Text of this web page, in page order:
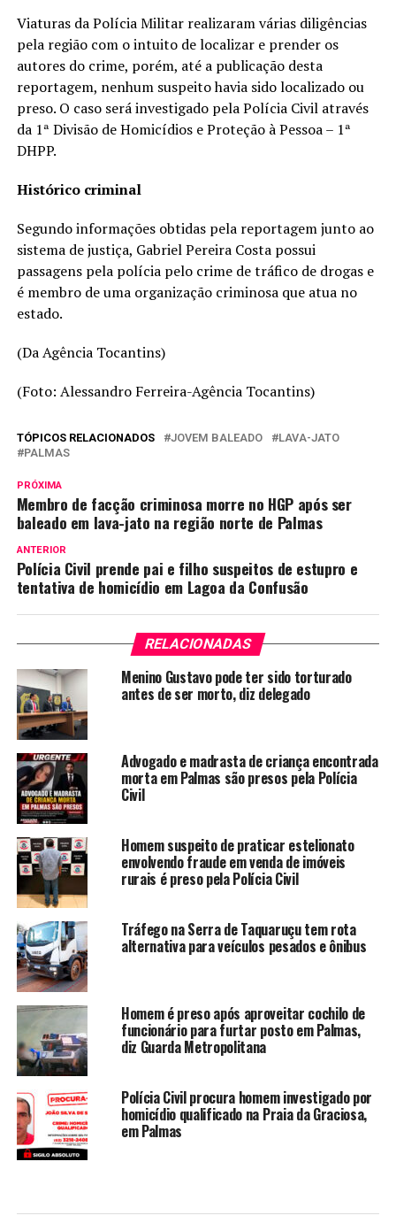
Viaturas da Polícia Militar realizaram várias diligências
pela região com o intuito de localizar e prender os
autores do crime, porém, até a publicação desta
reportagem, nenhum suspeito havia sido localizado ou
preso. O caso será investigado pela Polícia Civil através
da 1ª Divisão de Homicídios e Proteção à Pessoa – 1ª
DHPP.
Histórico criminal
Segundo informações obtidas pela reportagem junto ao
sistema de justiça, Gabriel Pereira Costa possui
passagens pela polícia pelo crime de tráfico de drogas e
é membro de uma organização criminosa que atua no
estado.
(Da Agência Tocantins)
(Foto: Alessandro Ferreira-Agência Tocantins)
TÓPICOS RELACIONADOS JOVEM BALEADO
LAVA-JATO
PALMAS
PRÓXIMA
Membro de facção criminosa morre no HGP após ser
baleado em lava-jato na região norte de Palmas
ANTERIOR
Polícia Civil prende pai e filho suspeitos de estupro e
tentativa de homicídio em Lagoa da Confusão
RELACIONADAS
Menino Gustavo pode ter sido torturado
antes de ser morto, diz delegado
Advogado e madrasta de criança encontrada
morta em Palmas são presos pela Polícia
Civil
Homem suspeito de praticar estelionato
envolvendo fraude em venda de imóveis
rurais é preso pela Polícia Civil
Tráfego na Serra de Taquaruçu tem rota
alternativa para veículos pesados e ônibus
Homem é preso após aproveitar cochilo de
funcionário para furtar posto em Palmas,
diz Guarda Metropolitana
Polícia Civil procura homem investigado por
homicídio qualificado na Praia da Graciosa,
em Palmas